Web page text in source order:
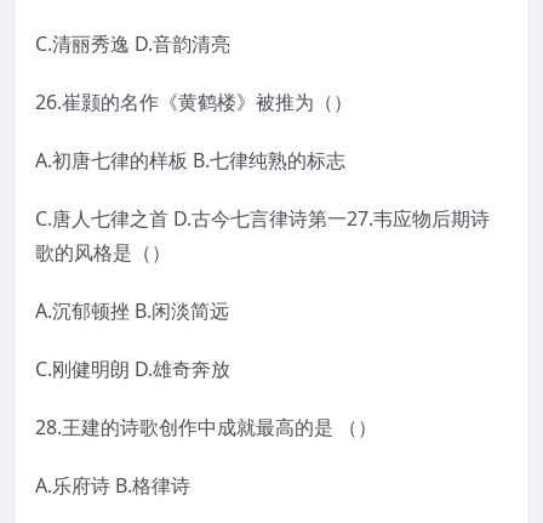
C.清丽秀逸 D.音韵清亮
26.崔颢的名作《黄鹤楼》被推为（）
A.初唐七律的样板 B.七律纯熟的标志
C.唐人七律之首 D.古今七言律诗第一27.韦应物后期诗
歌的风格是（）
A.沉郁顿挫 B.闲淡简远
C.刚健明朗 D.雄奇奔放
28.王建的诗歌创作中成就最高的是 （）
A.乐府诗 B.格律诗